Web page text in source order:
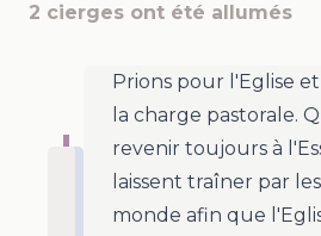
2 cierges ont été allumés
Prions pour l'Eglise
la charge pastorale.
revenir toujours à
laissent traîner par
monde afin que